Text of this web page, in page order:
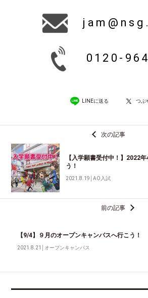
0120-
LINEに送る つぶ
次の記事
【入学願書受付中！】2022
う！
2021.8.19 │AO入試
前の記事
【9/4】９月のオープンキャンパスへ行こう！
2021.8.21 オープンキャンパス